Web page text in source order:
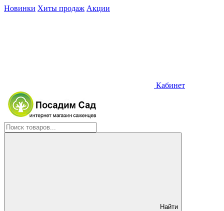
Новинки Хиты продаж Акции
Кабинет
Найти